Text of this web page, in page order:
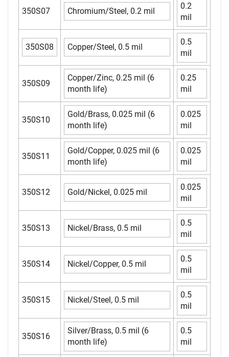
350S07 Chromium/Steel, 0.2 mil
0.2
mil
350S08 Copper/Steel, 0.5 mil
0.5
mil
350S09
Copper/Zinc, 0.25 mil (6
month life)
0.25
mil
350S10
Gold/Brass, 0.025 mil (6
month life)
0.025
mil
350S11
Gold/Copper, 0.025 mil (6
month life)
0.025
mil
350S12 Gold/Nickel, 0.025 mil
0.025
mil
350S13 Nickel/Brass, 0.5 mil
0.5
mil
350S14 Nickel/Copper, 0.5 mil
0.5
mil
350S15 Nickel/Steel, 0.5 mil
0.5
mil
350S16
Silver/Brass, 0.5 mil (6
month life)
0.5
mil